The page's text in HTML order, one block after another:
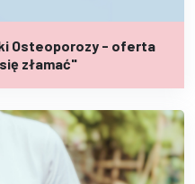
Osteoporozy - oferta
złamać"